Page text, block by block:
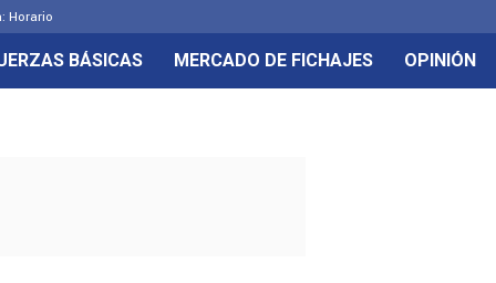
Horario
BÁSICAS MERCADO DE FICHAJES OPINIÓN